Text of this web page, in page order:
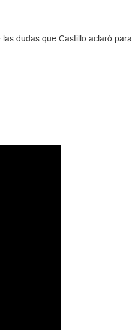
dudas que Castillo aclaró para